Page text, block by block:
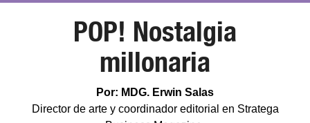
POP! Nostalgia
millonaria
Por: MDG. Erwin Salas
Director de arte y coordinador editorial en Stratega